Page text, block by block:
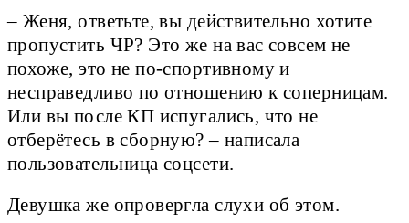
– Женя, ответьте, вы действительно хотите
пропустить ЧР? Это же на вас совсем не
похоже, это не по-спортивному и
несправедливо по отношению к соперницам.
Или вы после КП испугались, что не
отберётесь в сборную? – написала
пользовательница соцсети.
Девушка же опровергла слухи об этом.